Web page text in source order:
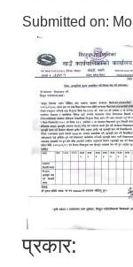
Submitted on:
प्रकार: